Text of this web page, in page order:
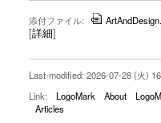
添付ファイル:
[詳細]
Last-modified: 2026-07-28 (火)
Link:
LogoMark About
Articles